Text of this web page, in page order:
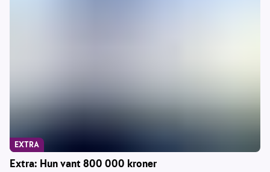
Extra: Hun vant 800 000 kroner
EXTRA